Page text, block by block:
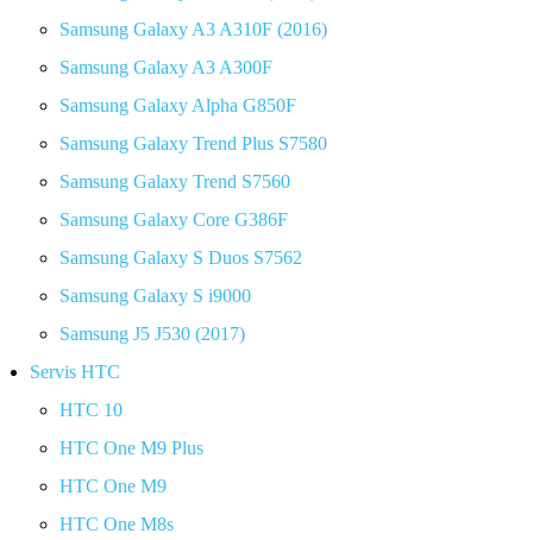
Samsung Galaxy A3 A310F (2016)
Samsung Galaxy A3 A300F
Samsung Galaxy Alpha G850F
Samsung Galaxy Trend Plus S7580
Samsung Galaxy Trend S7560
Samsung Galaxy Core G386F
Samsung Galaxy S Duos S7562
Samsung Galaxy S i9000
Samsung J5 J530 (2017)
Servis HTC
HTC 10
HTC One M9 Plus
HTC One M9
HTC One M8s